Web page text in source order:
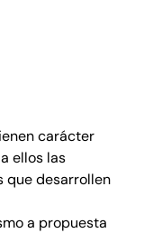
carácter
ellos las
que desarrollen
a propuesta